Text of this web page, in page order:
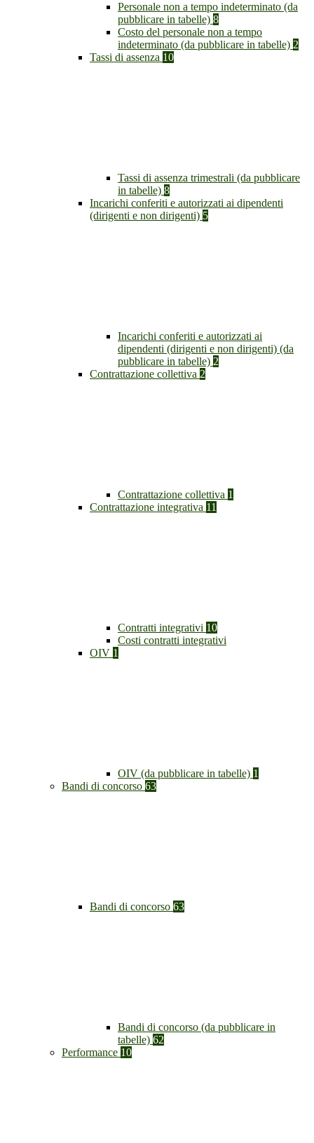
Personale non a tempo indeterminato (da
pubblicare in tabelle) 8
Costo del personale non a tempo
indeterminato (da pubblicare in tabelle) 2
Tassi di assenza 10
Tassi di assenza trimestrali (da pubblicare
in tabelle) 8
Incarichi conferiti e autorizzati ai dipendenti
(dirigenti e non dirigenti) 5
Incarichi conferiti e autorizzati ai
dipendenti (dirigenti e non dirigenti) (da
pubblicare in tabelle) 2
Contrattazione collettiva 2
Contrattazione collettiva 1
Contrattazione integrativa 11
Contratti integrativi 10
Costi contratti integrativi
OIV 1
OIV (da pubblicare in tabelle) 1
Bandi di concorso 63
Bandi di concorso 63
Bandi di concorso (da pubblicare in
tabelle) 62
Performance 10